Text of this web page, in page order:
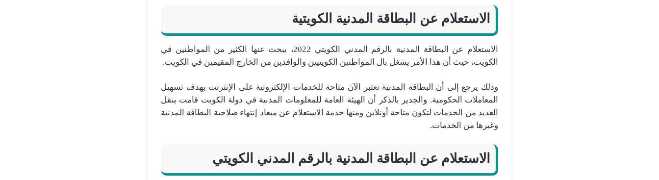
الاستعلام عن البطاقة المدنية الكويتية
الاستعلام عن البطاقة المدنية بالرقم المدني الكويتي 2022، يبحث عنها الكثير من المواطنين في
الكويت، حيث أن هذا الأمر يشغل بال المواطنين الكويتيين والوافدين من الخارج المقيمين في الكويت.
وذلك يرجع إلى أن البطاقة المدنية تعتبر الآن متاحة للخدمات الإلكترونية على الإنترنت بهدف تسهيل
المعاملات الحكومية. والجدير بالذكر أن الهيئة العامة للمعلومات المدنية في دولة الكويت قامت بنقل
العديد من الخدمات لتكون متاحة أونلاين ومنها خدمة الاستعلام عن ميعاد إنتهاء صلاحية البطاقة المدنية
وغيرها من الخدمات.
الاستعلام عن البطاقة المدنية بالرقم المدني الكويتي